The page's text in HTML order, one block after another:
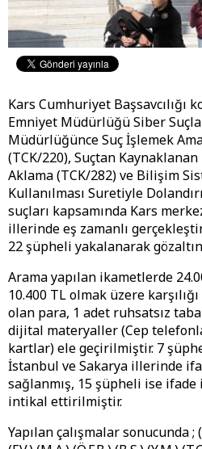
Kars Cumhuriyet Başsavcılığı
Emniyet Müdürlüğü Siber
Müdürlüğünce Suç İşlemek
(TCK/220), Suçtan
Aklama (TCK/282) ve Bilişim
Kullanılması Suretiyle
suçları kapsamında Kars
illerinde eş zamanlı
22 şüpheli yakalanarak
Arama yapılan ikametlerde
10.400 TL olmak üzere
olan para, 1 adet ruhsatsız
dijital materyaller (Cep
kartlar) ele geçirilmiştir. 7
İstanbul ve Sakarya illerinde
sağlanmış, 15 şüpheli ise
intikal ettirilmiştir.
Yapılan çalışmalar sonucunda ;